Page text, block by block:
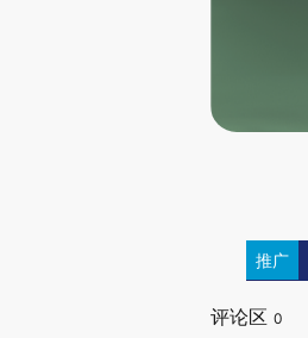
推广
评论区 0